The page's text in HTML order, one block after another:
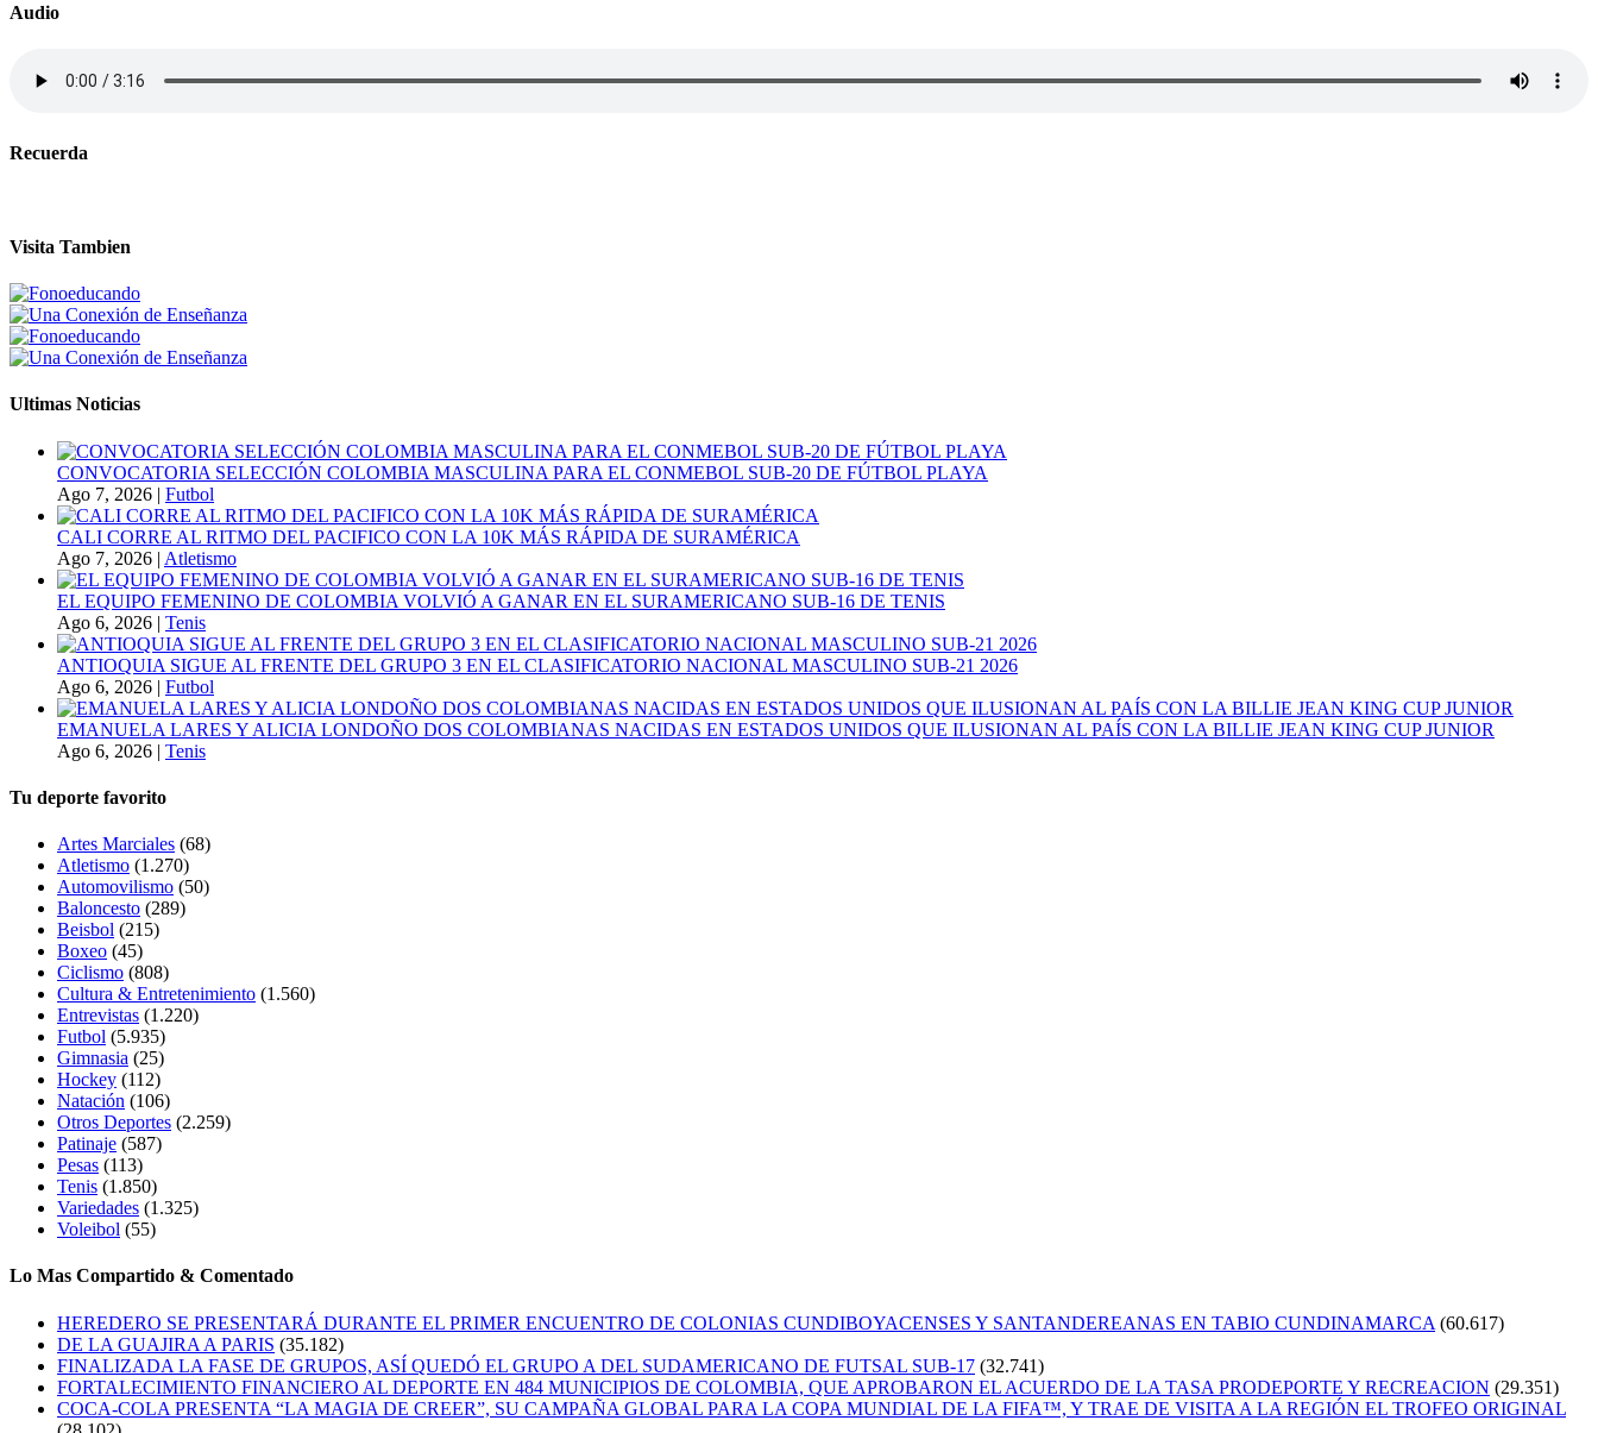
Audio
Recuerda
Visita Tambien
Ultimas Noticias
CONVOCATORIA SELECCIÓN COLOMBIA MASCULINA PARA EL CONMEBOL SUB-20 DE FÚTBOL PLAYA
Ago 7, 2026 | Futbol
CALI CORRE AL RITMO DEL PACIFICO CON LA 10K MÁS RÁPIDA DE SURAMÉRICA
Ago 7, 2026 | Atletismo
EL EQUIPO FEMENINO DE COLOMBIA VOLVIÓ A GANAR EN EL SURAMERICANO SUB-16 DE TENIS
Ago 6, 2026 | Tenis
ANTIOQUIA SIGUE AL FRENTE DEL GRUPO 3 EN EL CLASIFICATORIO NACIONAL MASCULINO SUB-21 2026
Ago 6, 2026 | Futbol
EMANUELA LARES Y ALICIA LONDOÑO DOS COLOMBIANAS NACIDAS EN ESTADOS UNIDOS QUE ILUSIONAN AL PAÍS CON LA BILLIE JEAN KING CUP JUNIOR
Ago 6, 2026 | Tenis
Tu deporte favorito
Artes Marciales (68)
Atletismo (1.270)
Automovilismo (50)
Baloncesto (289)
Beisbol (215)
Boxeo (45)
Ciclismo (808)
Cultura & Entretenimiento (1.560)
Entrevistas (1.220)
Futbol (5.935)
Gimnasia (25)
Hockey (112)
Natación (106)
Otros Deportes (2.259)
Patinaje (587)
Pesas (113)
Tenis (1.850)
Variedades (1.325)
Voleibol (55)
Lo Mas Compartido & Comentado
HEREDERO SE PRESENTARÁ DURANTE EL PRIMER ENCUENTRO DE COLONIAS CUNDIBOYACENSES Y SANTANDEREANAS EN TABIO CUNDINAMARCA (60.617)
DE LA GUAJIRA A PARIS (35.182)
FINALIZADA LA FASE DE GRUPOS, ASÍ QUEDÓ EL GRUPO A DEL SUDAMERICANO DE FUTSAL SUB-17 (32.741)
FORTALECIMIENTO FINANCIERO AL DEPORTE EN 484 MUNICIPIOS DE COLOMBIA, QUE APROBARON EL ACUERDO DE LA TASA PRODEPORTE Y RECREACION (29.351)
COCA-COLA PRESENTA “LA MAGIA DE CREER”, SU CAMPAÑA GLOBAL PARA LA COPA MUNDIAL DE LA FIFA™, Y TRAE DE VISITA A LA REGIÓN EL TROFEO ORIGINAL